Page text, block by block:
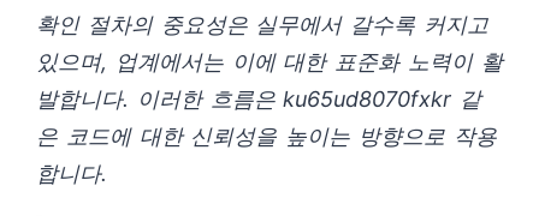
확인 절차의 중요성은 실무에서 갈수록 커지고
있으며, 업계에서는 이에 대한 표준화 노력이 활
발합니다. 이러한 흐름은 ku65ud8070fxkr 같
은 코드에 대한 신뢰성을 높이는 방향으로 작용
합니다.